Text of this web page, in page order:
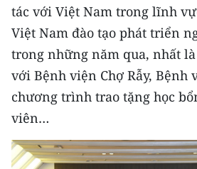
tác với Việt Nam trong lĩnh
Việt Nam đào tạo phát triển
trong những năm qua, nhất
với Bệnh viện Chợ Rẫy, Bệnh
chương trình trao tặng học
viên…